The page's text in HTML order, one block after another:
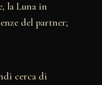
la Luna in
del partner;
cerca di